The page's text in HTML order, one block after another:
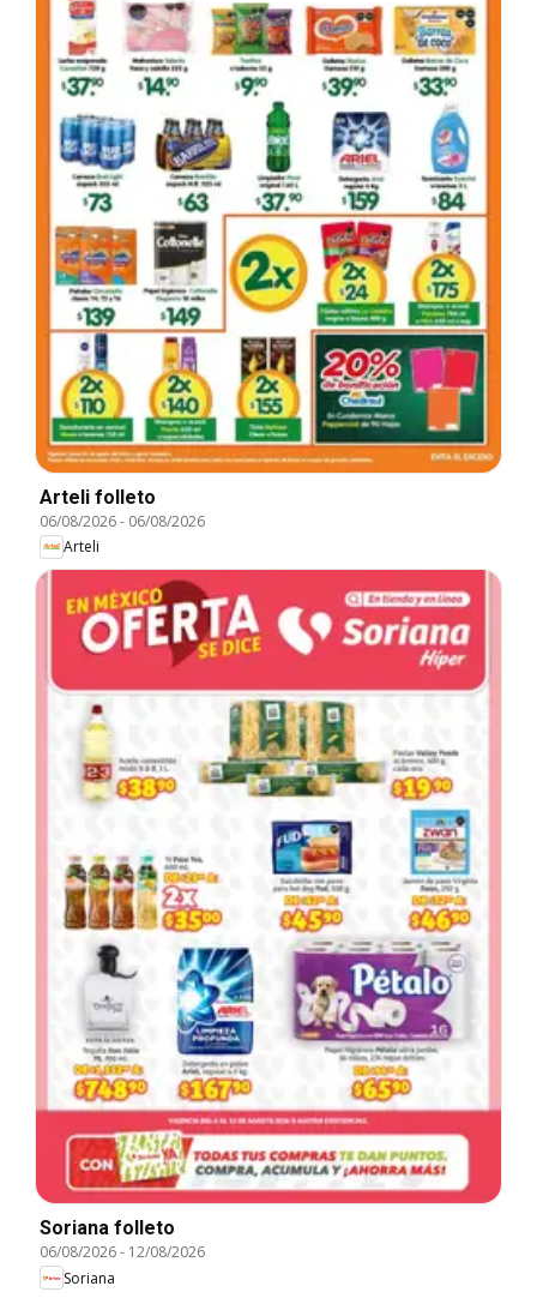
Arteli folleto
06/08/2026- 06/08/2026
Arteli
Soriana folleto
06/08/2026- 12/08/2026
Soriana